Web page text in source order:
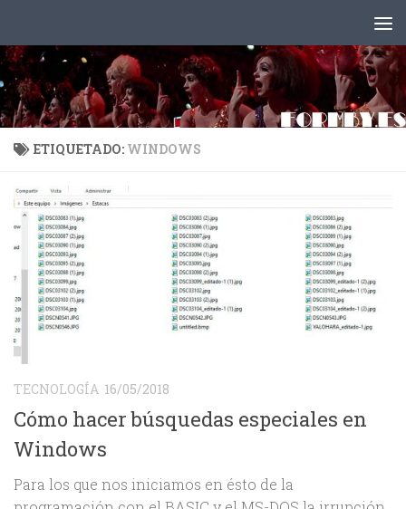
ETIQUETADO: WINDOWS
TECNOLOGÍA 16/05/2018
Cómo hacer búsquedas especiales en
Windows
Para los que nos iniciamos en ésto de la